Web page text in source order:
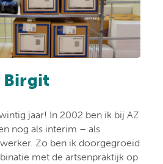
Birgit
jaar! In 2002 ben ik bij AZ
nog als interim – als
Zo ben ik doorgegroeid
met de artsenpraktijk op